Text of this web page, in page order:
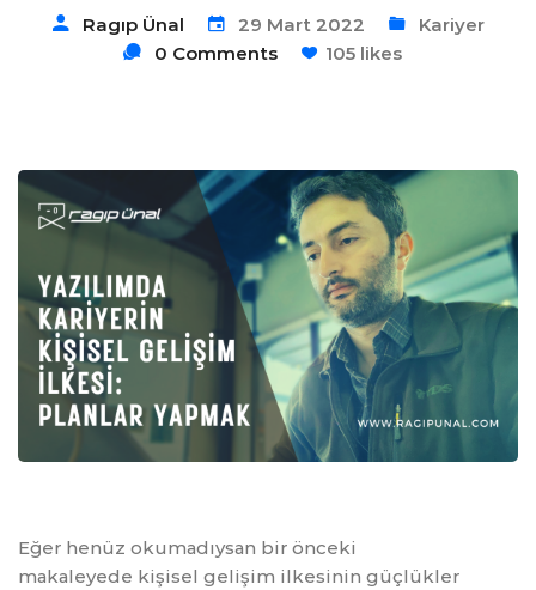
Ragıp Ünal 29 Mart 2022
Kariyer
0 Comments
105 likes
Eğer henüz okumadıysan bir önceki
makaleyede kişisel gelişim ilkesinin güçlükler